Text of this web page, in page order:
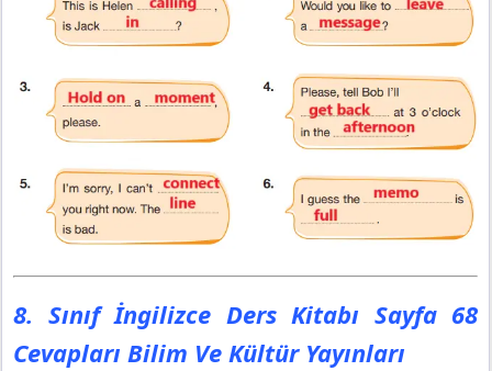
8. Sınıf İngilizce Ders Kitabı Sayfa 68
Cevapları Bilim Ve Kültür Yayınları